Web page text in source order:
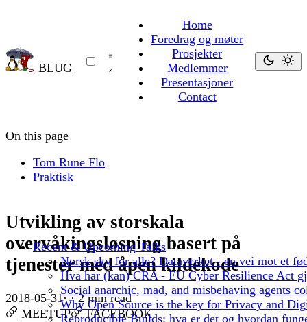
BLUG
Home
Foredrag og møter
Prosjekter
Medlemmer
Presentasjoner
Contact
Recent & Upcoming Talks
Norsk sky for alle? Dataverket - en vei mot et
Hva har (kan) CRA - EU Cyber Resilience Act
Social anarchic, mad, and misbehaving agents
Why Open Source is the key for Privacy and
Reproducible Builds: hva er det og hvordan
On this page
Tom Rune Flo
Praktisk
Utvikling av storskala
overvåkingsløsning basert på
tjenester med åpen kildekode
2018-05-31· · 2 min read
MEETUP
FACEBOOK